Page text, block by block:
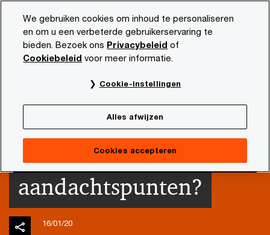
content
footer
PwC NL Actueel en publicaties Diensten en sectoren
Fiscaal kader
pensioenakkoord: wat
zijn de
aandachtspunten?
16/01/20
We gebruiken cookies om inhoud te personaliseren
en om u een verbeterde gebruikerservaring te
bieden. Bezoek ons Privacybeleid of
Cookiebeleid voor meer informatie.
Cookie-instellingen
Alles afwijzen
Cookies accepteren